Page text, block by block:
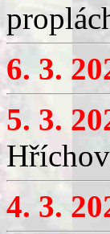
6. 3.
5. 3.
4. 3.